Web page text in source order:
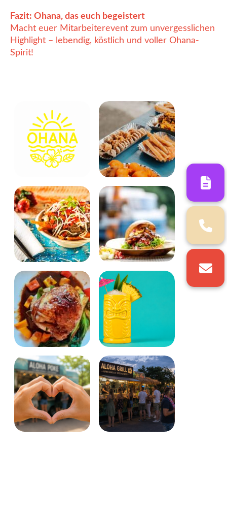
Fazit: Ohana, das euch begeistert
Macht euer Mitarbeiterevent zum unvergesslichen
Highlight – lebendig, köstlich und voller Ohana-
Spirit!